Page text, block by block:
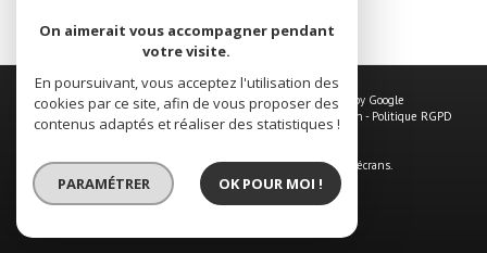
Espace copropriétaires
© 2026 | Tous droits réservés | Traduction powered by Google
Plan du site
Mentions légales - Nos honoraires - Liens Admin - Politique RGPD
un seul site adaptable à tous les types d'écrans.
On aimerait vous accompagner pendant
votre visite.
En poursuivant, vous acceptez l'utilisation des
cookies par ce site, afin de vous proposer des
contenus adaptés et réaliser des statistiques !
PARAMÉTRER OK POUR MOI !